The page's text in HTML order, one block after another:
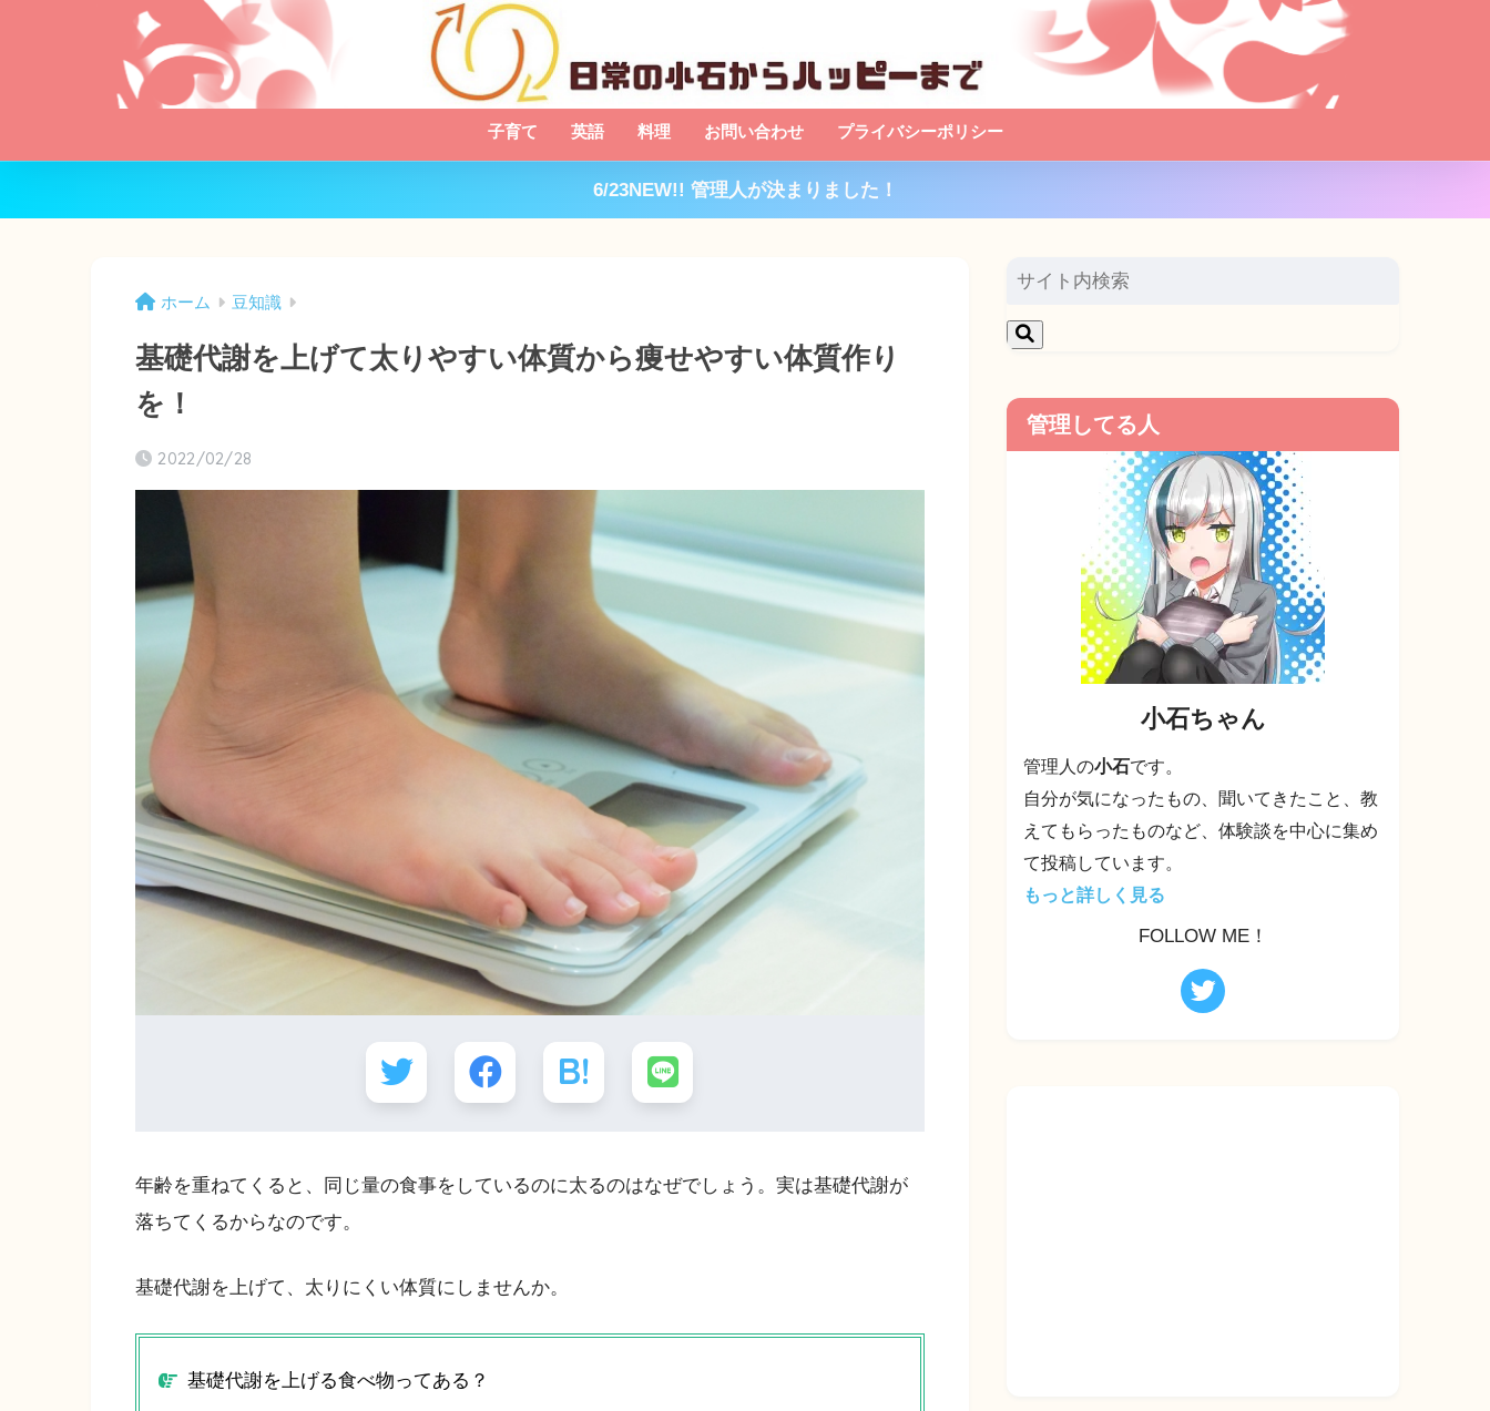
子育て 英語 料理 お問い合わせ プライバシーポリシー
6/23NEW!! 管理人が決まりました！
ホーム 豆知識
基礎代謝を上げて太りやすい体質から痩せやすい体質作り
を！
2022/02/28
年齢を重ねてくると、同じ量の食事をしているのに太るのはなぜでしょう。実は基礎代謝が
落ちてくるからなのです。
基礎代謝を上げて、太りにくい体質にしませんか。
基礎代謝を上げる食べ物ってある？
管理してる人
小石ちゃん
管理人の小石です。
自分が気になったもの、聞いてきたこと、教
えてもらったものなど、体験談を中心に集め
て投稿しています。
もっと詳しく見る
FOLLOW ME！